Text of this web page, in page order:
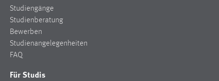
Studiengänge
Studienberatung
Bewerben
Studienangelegenheiten
FAQ
Für Studis
Cookie Laufzeit:
24 Stunden
STATISTIK